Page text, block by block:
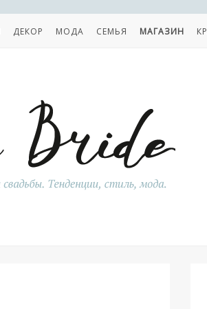
ДЕКОР МОДА СЕМЬЯ МАГАЗИН